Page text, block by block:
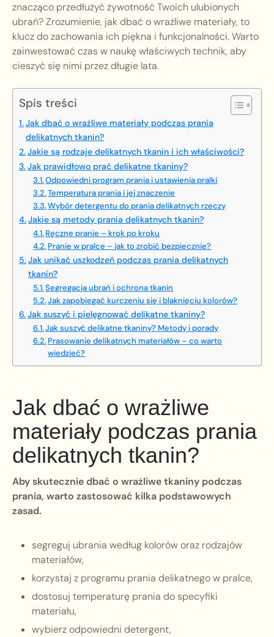
znacząco przedłużyć żywotność Twoich ulubionych
ubrań? Zrozumienie, jak dbać o wrażliwe materiały, to
klucz do zachowania ich piękna i funkcjonalności. Warto
zainwestować czas w naukę właściwych technik, aby
cieszyć się nimi przez długie lata.
Spis treści
Jak dbać o wrażliwe materiały podczas prania
delikatnych tkanin?
Jakie są rodzaje delikatnych tkanin i ich właściwości?
Jak prawidłowo prać delikatne tkaniny?
Odpowiedni program prania i ustawienia pralki
Temperatura prania i jej znaczenie
Wybór detergentu do prania delikatnych rzeczy
Jakie są metody prania delikatnych tkanin?
Ręczne pranie – krok po kroku
Pranie w pralce – jak to zrobić bezpiecznie?
Jak unikać uszkodzeń podczas prania delikatnych
tkanin?
Segregacja ubrań i ochrona tkanin
Jak zapobiegać kurczeniu się i blaknięciu kolorów?
Jak suszyć i pielęgnować delikatne tkaniny?
Jak suszyć delikatne tkaniny? Metody i porady
Prasowanie delikatnych materiałów – co warto
wiedzieć?
Jak dbać o wrażliwe
materiały podczas prania
delikatnych tkanin?
Aby skutecznie dbać o wrażliwe tkaniny podczas
prania, warto zastosować kilka podstawowych
zasad.
segreguj ubrania według kolorów oraz rodzajów
materiałów,
korzystaj z programu prania delikatnego w pralce,
dostosuj temperaturę prania do specyfiki
materiału,
wybierz odpowiedni detergent,